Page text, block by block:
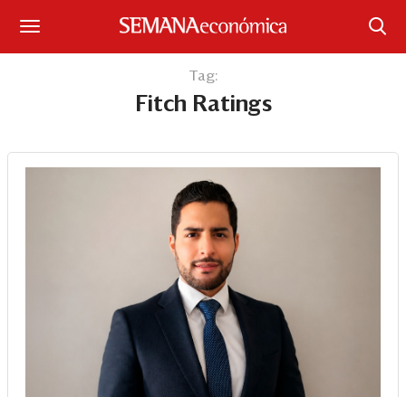
Portada
¿Qué está pasando?
Sectores y Empresas
Economía y Finanzas
Legal y Política
Tag:
Fitch Ratings